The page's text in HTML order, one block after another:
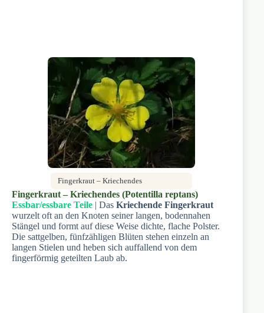
Fingerkraut – Kriechendes
Fingerkraut – Kriechendes (Potentilla reptans)
Essbar/essbare Teile | Das Kriechende Fingerkraut
wurzelt oft an den Knoten seiner langen, bodennahen
Stängel und formt auf diese Weise dichte, flache Polster.
Die sattgelben, fünfzähligen Blüten stehen einzeln an
langen Stielen und heben sich auffallend von dem
fingerförmig geteilten Laub ab.